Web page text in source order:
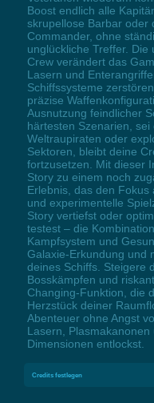
Boost endlich alle
skrupellose Barbar oder
Commander, ohne
unglückliche Treffer.
Crew verändert das
Lasern und
Schiffssysteme
präzise
Ausnutzung feindlicher
härtesten Szenarien,
Weltraupiraten oder
Sektoren, bleibt deine
fortzusetzen. Mit dieser
Story zu einem noch
Erlebnis, das den
und experimentelle
Story vertiefst oder
testest – die
Kampfsystem und
Galaxie-Erkundung und
deines Schiffs. Steigere
Bosskämpfen und
Changing-Funktion, die
Herzstück deiner
Abenteuer ohne Angst
Lasern,
Dimensionen entlockst.
Credits festlegen